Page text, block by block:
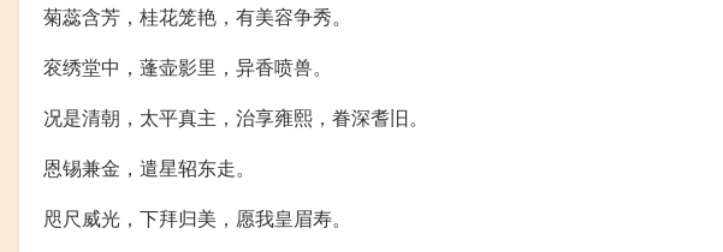
菊蕊含芳，桂花笼艳，有美容争秀。
衮绣堂中，蓬壶影里，异香喷兽。
况是清朝，太平真主，治享雍熙，眷深耆旧。
恩锡兼金，遣星轺东走。
咫尺威光，下拜归美，愿我皇眉寿。